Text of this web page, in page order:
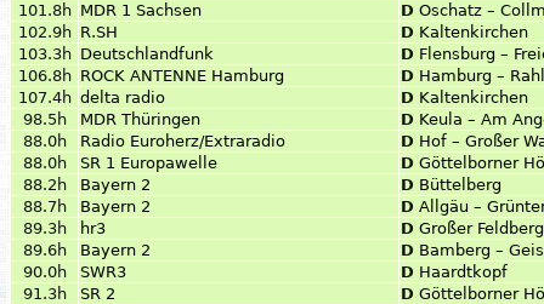
101.8h MDR 1 Sachsen D Oschatz –
102.9h R.SH D Kaltenkirchen
103.3h Deutschlandfunk D Flensburg –
106.8h ROCK ANTENNE Hamburg D Hamburg –
107.4h delta radio D Kaltenkirchen
98.5h
MDR Thüringen D Keula – Am
88.0h
Radio Euroherz/Extraradio D Hof – Großer
88.0h
SR 1 Europawelle D Göttelborner
88.2h
Bayern 2 D Büttelberg
88.7h
Bayern 2 D Allgäu –
89.3h
hr3 D Großer
89.6h
Bayern 2 D Bamberg –
90.0h
SWR3 D Haardtkopf
91.3h
SR 2 D Göttelborner